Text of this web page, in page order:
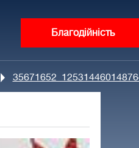
Благодійність